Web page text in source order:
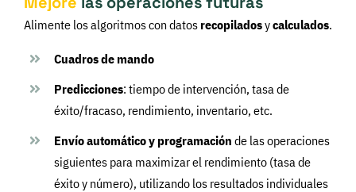
Alimente los algoritmos con datos recopiladosycalculados.
Cuadros de mando
Predicciones: tiempo de intervención, tasa de
éxito/fracaso, rendimiento, inventario, etc.
Envío automático y programación de las operaciones
siguientes para maximizar el rendimiento (tasa de
éxito y número), utilizando los resultados individuales